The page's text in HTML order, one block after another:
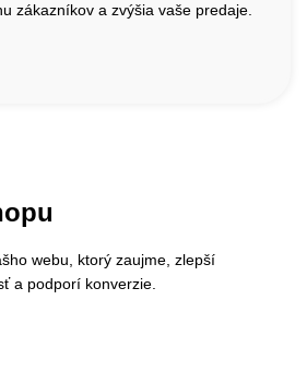
zákazníkov a zvýšia vaše predaje.
webu, ktorý zaujme, zlepší
a podporí konverzie.